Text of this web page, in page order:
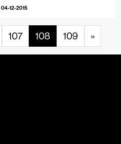
04-12-2015
107 108 109 »